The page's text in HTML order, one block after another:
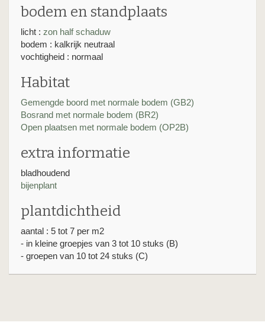
bodem en standplaats
licht : zon half schaduw
bodem : kalkrijk neutraal
vochtigheid : normaal
Habitat
Gemengde boord met normale bodem (GB2)
Bosrand met normale bodem (BR2)
Open plaatsen met normale bodem (OP2B)
extra informatie
bladhoudend
bijenplant
plantdichtheid
aantal : 5 tot 7 per m2
- in kleine groepjes van 3 tot 10 stuks (B)
- groepen van 10 tot 24 stuks (C)